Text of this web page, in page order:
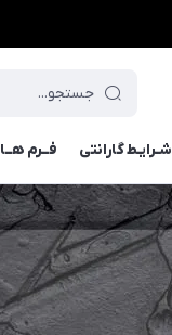
شـرایـط گارانتی فــرم‌ هــا